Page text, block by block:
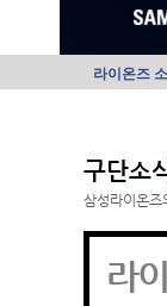
라이온즈
구단소
삼성라이온즈
라